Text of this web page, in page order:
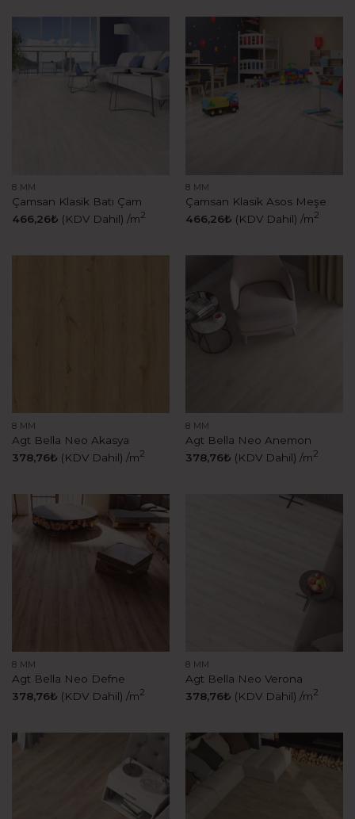
8 MM
Çamsan Klasik Batı Çam
466,26₺ (KDV Dahil) /m2
8 MM
Çamsan Klasik Asos Meşe
466,26₺ (KDV Dahil) /m2
8 MM
Agt Bella Neo Akasya
378,76₺ (KDV Dahil) /m2
8 MM
Agt Bella Neo Anemon
378,76₺ (KDV Dahil) /m2
8 MM
Agt Bella Neo Defne
378,76₺ (KDV Dahil) /m2
8 MM
Agt Bella Neo Verona
378,76₺ (KDV Dahil) /m2